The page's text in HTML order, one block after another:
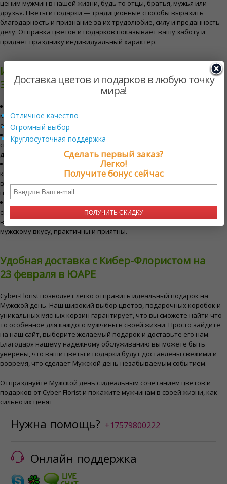
ценим мужчин в нашей жизни, будь то отцы, братья, мужья или
друзья. Цветы и подарки — традиционные способы выразить
благодарность и признание за их трудолюбие, силу и преданность
делу. Отправка цветов и подарков показывает вашу заботу и
придает празднику индивидуальный характер.
Идеальные подарки и цветы на День
Защитника Отечества в ЮАРЕ
многие мужчины ценят элегантность и красоту роз и лилий,
особенно ярких цветов, таких как красный и белый.
Подсолнухи и герберы - Эти яркие и жизнерадостные цветы
символизируют силу и позитив, что делает их отличным выбором
для Мужского дня.
Подарочные коробки - Продуманно оформленные подарочные
коробки с такими вещами, как изысканные закуски, изысканное
вино или средства по уходу премиум-класса, идеально подходят для
празднования Мужского дня.
Мясные корзины - Съедобные букеты, приготовленные из мяса,
сыра и даже в сочетании с бутылками виски или вина, становятся
все более популярными. Эти уникальные подарки отвечают
мужскому вкусу, практичны и приятны.
Удобная доставка с Кибер-Флористом на
23 февраля в ЮАРЕ
Cyber-Florist позволяет легко отправить идеальный подарок на
Мужской день. Наш широкий выбор цветов, подарочных коробок и
уникальных мясных корзин гарантирует, что вы сможете найти что-
то особенное для каждого мужчины в своей жизни. Просто зайдите
на наш сайт, выберите желаемый подарок и доставьте его нам.
Благодаря нашему надежному обслуживанию вы можете быть
уверены, что ваши цветы и подарки будут доставлены свежими и
вовремя, что сделает Мужской день незабываемым событием.
Отпразднуйте Мужской день с идеальным сочетанием цветов и
подарков от Cyber-Florist и покажите мужчинам в своей жизни, как
сильно их ценят
Нужна помощь? +17579800222
Онлайн поддержка
Доставка цветов и подарков в любую точку
мира!
Отличное качество
Огромный выбор
Круглосуточная поддержка
Сделать первый заказ?
Легко!
Получите бонус сейчас
ПОЛУЧИТЬ СКИДКУ